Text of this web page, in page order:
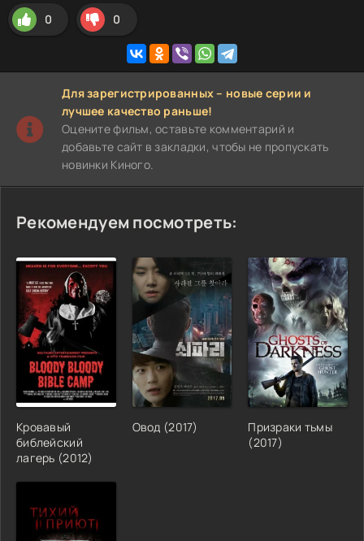
0 0
Для зарегистрированных – новые серии и
лучшее качество раньше!
Оцените фильм, оставьте комментарий и
добавьте сайт в закладки, чтобы не пропускать
новинки Киного.
Рекомендуем посмотреть:
Кровавый
библейский
лагерь (2012)
Овод (2017)
Призраки тьмы
(2017)